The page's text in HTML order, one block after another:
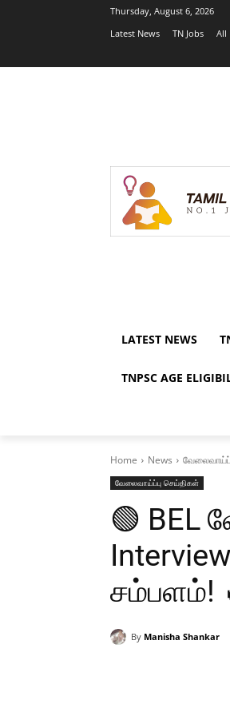
Thursday, August 6, 2026
Latest News
TN Jobs All
LATEST NEWS
TNPSC AGE
Home News
வேலைவாய்ப்பு செய்திகள்
🟢 BEL
சம்பளம்!
By Manisha Shankar